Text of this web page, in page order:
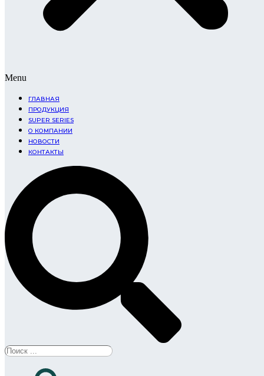
Menu
ГЛАВНАЯ
ПРОДУКЦИЯ
SUPER SERIES
О КОМПАНИИ
НОВОСТИ
КОНТАКТЫ
Search